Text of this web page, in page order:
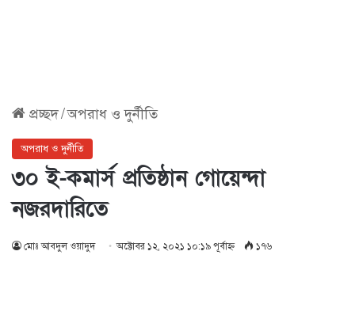
প্রচ্ছদ/অপরাধ ও দুর্নীতি
অপরাধ ও দুর্নীতি
৩০ ই-কমার্স প্রতিষ্ঠান গোয়েন্দা
নজরদারিতে
মোঃ আবদুল ওয়াদুদ অক্টোবর ১২, ২০২১ ১০:১৯ পূর্বাহ্ণ ১৭৬